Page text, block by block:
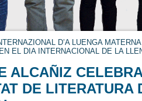
D’A LUENGA
EL DIA INTERNACIONAL DE LA
ALCAÑIZ
DE LITERATURA